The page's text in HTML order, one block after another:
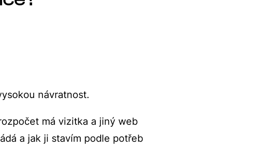
návratnost.
má vizitka a jiný web
a jak ji stavím podle potřeb